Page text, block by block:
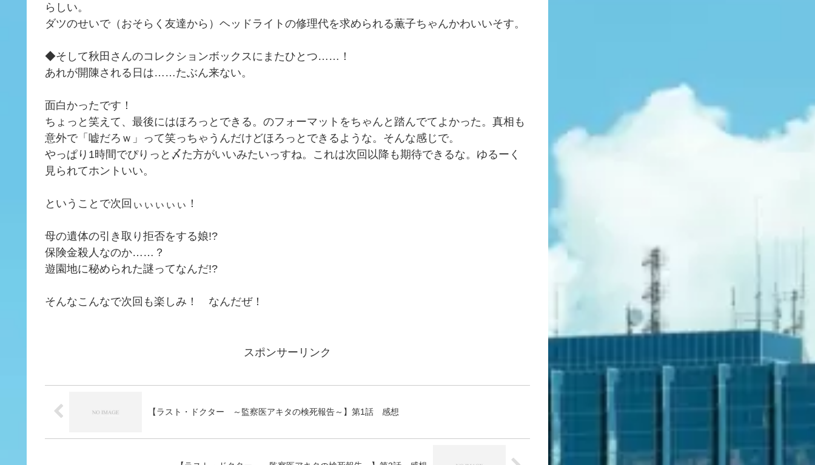
らしい。
ダツのせいで（おそらく友達から）ヘッドライトの修理代を求められる薫子ちゃんかわいいそす。
◆そして秋田さんのコレクションボックスにまたひとつ……！
あれが開陳される日は……たぶん来ない。
面白かったです！
ちょっと笑えて、最後にはほろっとできる。のフォーマットをちゃんと踏んでてよかった。真相も
意外で「嘘だろｗ」って笑っちゃうんだけどほろっとできるような。そんな感じで。
やっぱり1時間でぴりっと〆た方がいいみたいっすね。これは次回以降も期待できるな。ゆるーく
見られてホントいい。
ということで次回ぃぃぃぃぃ！
母の遺体の引き取り拒否をする娘!?
保険金殺人なのか……？
遊園地に秘められた謎ってなんだ!?
そんなこんなで次回も楽しみ！ なんだぜ！
スポンサーリンク
【ラスト・ドクター ～監察医アキタの検死報告～】第1話 感想